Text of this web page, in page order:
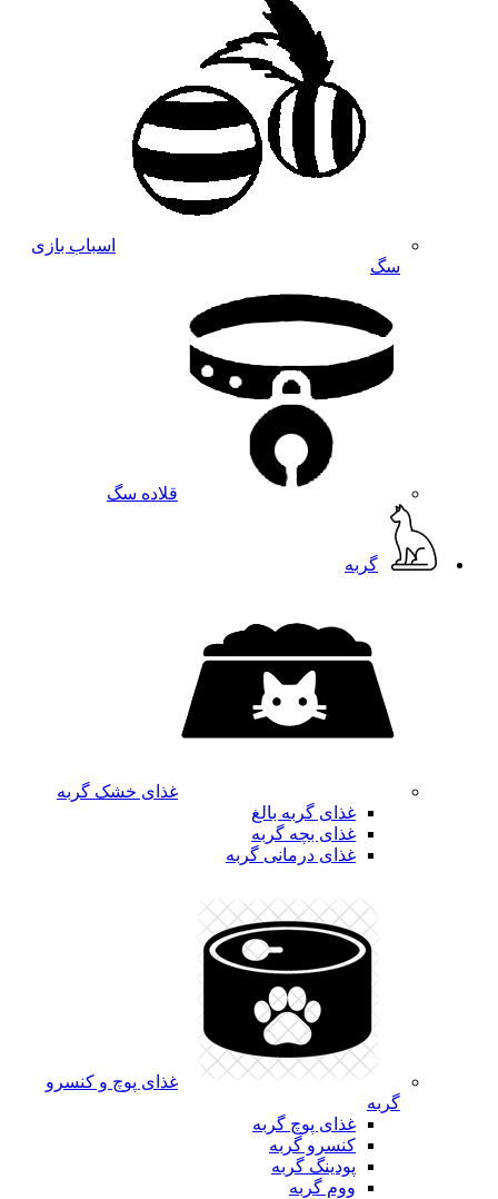
اسباب بازی
سگ
قلاده سگ
گربه
غذای خشک گربه
غذای گربه بالغ
غذای بچه گربه
غذای درمانی گربه
غذای پوچ و کنسرو
گربه
غذای پوچ گربه
کنسرو گربه
پودینگ گربه
ووم گربه